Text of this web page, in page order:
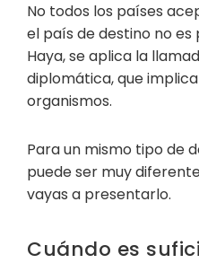
No todos los países
el país de destino no es
Haya, se aplica la
diplomática, que
organismos.
Para un mismo tipo de
puede ser muy
vayas a presentarlo.
Cuándo es